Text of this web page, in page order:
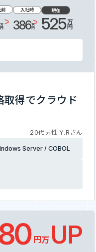
へ
前 入社時
386万円
現在
525万円
取得でクラウド
20代男性 Y.Rさん
Server / COBOL
万円 UP